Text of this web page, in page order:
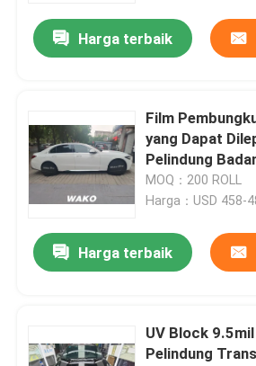
Harga terbaik
Film
yang Dapat
Pelindung
MOQ：200 ROLL
Harga：USD 458-
Harga terbaik
UV Block
Pelindung